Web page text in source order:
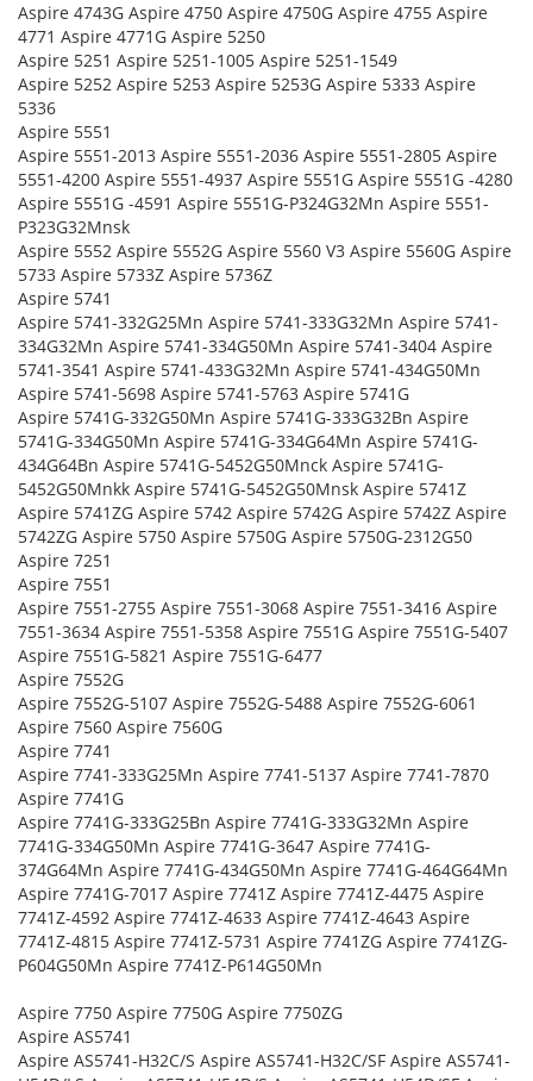
Aspire 4743G Aspire 4750 Aspire 4750G Aspire 4755 Aspire
4771 Aspire 4771G Aspire 5250
Aspire 5251 Aspire 5251-1005 Aspire 5251-1549
Aspire 5252 Aspire 5253 Aspire 5253G Aspire 5333 Aspire
5336
Aspire 5551
Aspire 5551-2013 Aspire 5551-2036 Aspire 5551-2805 Aspire
5551-4200 Aspire 5551-4937 Aspire 5551G Aspire 5551G -4280
Aspire 5551G -4591 Aspire 5551G-P324G32Mn Aspire 5551-
P323G32Mnsk
Aspire 5552 Aspire 5552G Aspire 5560 V3 Aspire 5560G Aspire
5733 Aspire 5733Z Aspire 5736Z
Aspire 5741
Aspire 5741-332G25Mn Aspire 5741-333G32Mn Aspire 5741-
334G32Mn Aspire 5741-334G50Mn Aspire 5741-3404 Aspire
5741-3541 Aspire 5741-433G32Mn Aspire 5741-434G50Mn
Aspire 5741-5698 Aspire 5741-5763 Aspire 5741G
Aspire 5741G-332G50Mn Aspire 5741G-333G32Bn Aspire
5741G-334G50Mn Aspire 5741G-334G64Mn Aspire 5741G-
434G64Bn Aspire 5741G-5452G50Mnck Aspire 5741G-
5452G50Mnkk Aspire 5741G-5452G50Mnsk Aspire 5741Z
Aspire 5741ZG Aspire 5742 Aspire 5742G Aspire 5742Z Aspire
5742ZG Aspire 5750 Aspire 5750G Aspire 5750G-2312G50
Aspire 7251
Aspire 7551
Aspire 7551-2755 Aspire 7551-3068 Aspire 7551-3416 Aspire
7551-3634 Aspire 7551-5358 Aspire 7551G Aspire 7551G-5407
Aspire 7551G-5821 Aspire 7551G-6477
Aspire 7552G
Aspire 7552G-5107 Aspire 7552G-5488 Aspire 7552G-6061
Aspire 7560 Aspire 7560G
Aspire 7741
Aspire 7741-333G25Mn Aspire 7741-5137 Aspire 7741-7870
Aspire 7741G
Aspire 7741G-333G25Bn Aspire 7741G-333G32Mn Aspire
7741G-334G50Mn Aspire 7741G-3647 Aspire 7741G-
374G64Mn Aspire 7741G-434G50Mn Aspire 7741G-464G64Mn
Aspire 7741G-7017 Aspire 7741Z Aspire 7741Z-4475 Aspire
7741Z-4592 Aspire 7741Z-4633 Aspire 7741Z-4643 Aspire
7741Z-4815 Aspire 7741Z-5731 Aspire 7741ZG Aspire 7741ZG-
P604G50Mn Aspire 7741Z-P614G50Mn
Aspire 7750 Aspire 7750G Aspire 7750ZG
Aspire AS5741
Aspire AS5741-H32C/S Aspire AS5741-H32C/SF Aspire AS5741-